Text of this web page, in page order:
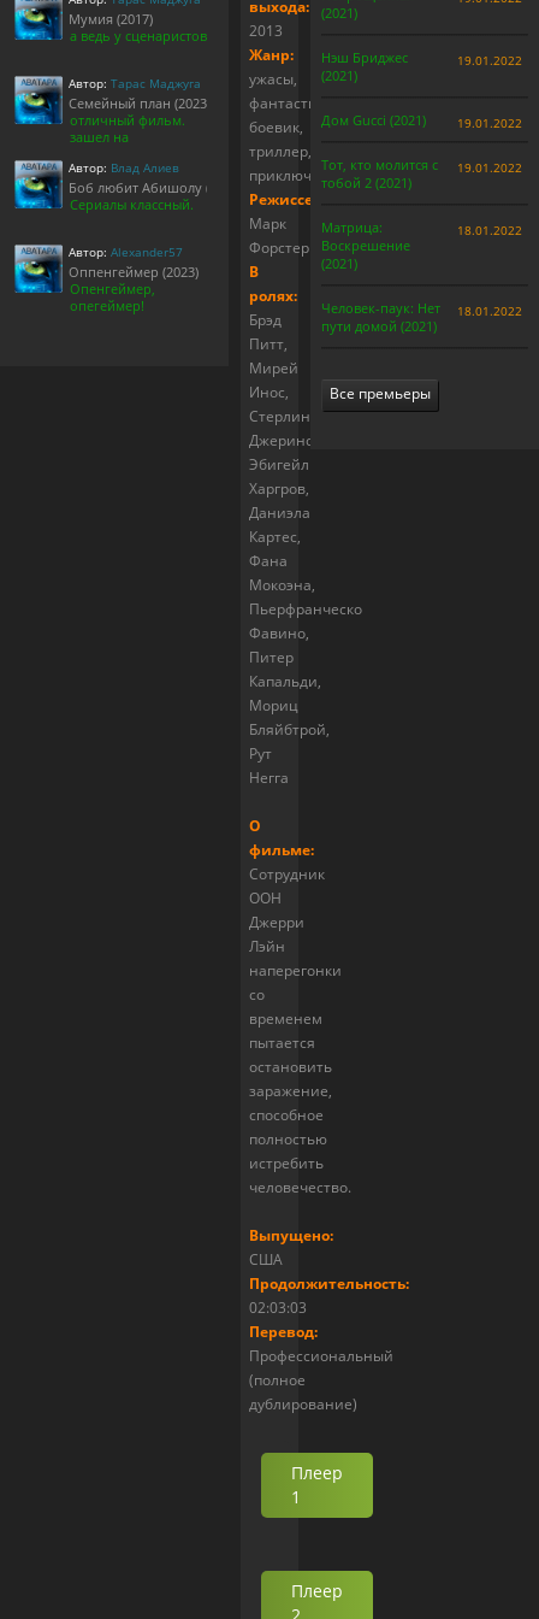
выхода:
2013
Жанр:
ужасы,
фантастика,
боевик,
триллер,
приключения
Режиссер:
Марк
Форстер
В
ролях:
Брэд
Питт,
Мирей
Инос,
Стерлинг
Джеринс,
Эбигейл
Харгров,
Даниэла
Картес,
Фана
Мокоэна,
Пьерфранческо
Фавино,
Питер
Капальди,
Мориц
Бляйбтрой,
Рут
Негга
О
фильме:
Сотрудник
ООН
Джерри
Лэйн
наперегонки
со
временем
пытается
остановить
заражение,
способное
полностью
истребить
человечество.
Выпущено:
США
Продолжительность:
02:03:03
Перевод:
Профессиональный
(полное
дублирование)
Плеер
1
Плеер
Мумия (2017)
а ведь у сценаристов
Автор: Тарас Маджуга
Семейный план (2023)
отличный фильм.
зашел на
Автор: Влад Алиев
Боб любит Абишолу (1-5 сезон)
Сериалы классный.
Автор: Alexander57
Оппенгеймер (2023)
Опенгеймер,
опегеймер!
(2021)
Нэш Бриджес
(2021)
19.01.2022
Дом Gucci (2021) 19.01.2022
Тот, кто молится с
тобой 2 (2021)
19.01.2022
Матрица:
Воскрешение
(2021)
18.01.2022
Человек-паук: Нет
пути домой (2021)
18.01.2022
Все премьеры